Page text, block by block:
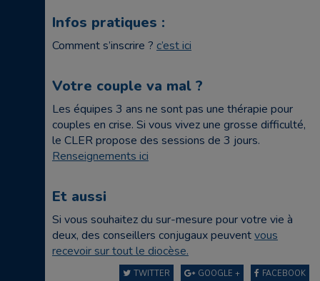
Infos pratiques :
Comment s’inscrire ? c’est ici
Votre couple va mal ?
Les équipes 3 ans ne sont pas une thérapie pour
couples en crise. Si vous vivez une grosse difficulté,
le CLER propose des sessions de 3 jours.
Renseignements ici
Et aussi
Si vous souhaitez du sur-mesure pour votre vie à
deux, des conseillers conjugaux peuventvous
recevoir sur tout le diocèse.
FACEBOOK
GOOGLE +
TWITTER